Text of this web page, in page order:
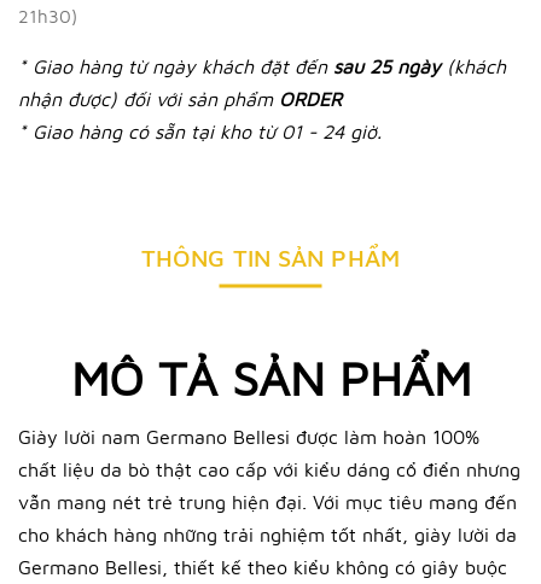
21h30)
* Giao hàng từ ngày khách đặt đến sau 25 ngày (khách
nhận được) đối với sản phẩm ORDER
* Giao hàng có sẵn tại kho từ 01 - 24 giờ.
THÔNG TIN SẢN PHẨM
MÔ TẢ SẢN PHẨM
Giày lười nam Germano Bellesi được làm hoàn 100%
chất liệu da bò thật cao cấp với kiểu dáng cổ điển nhưng
vẫn mang nét trẻ trung hiện đại. Với mục tiêu mang đến
cho khách hàng những trải nghiệm tốt nhất, giày lười da
Germano Bellesi, thiết kế theo kiểu không có giây buộc